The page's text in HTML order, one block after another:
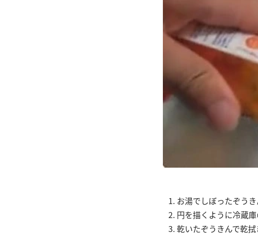
お湯でしぼったぞう
円を描くように冷蔵
乾いたぞうきんで乾拭